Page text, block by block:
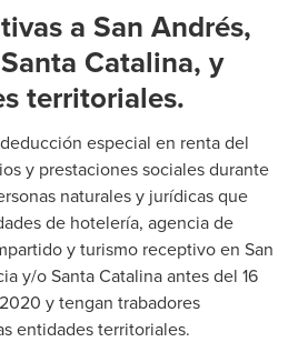
a San Andrés,
Catalina, y
territoriales.
especial en renta del
y prestaciones sociales durante
naturales y jurídicas que
de hotelería, agencia de
y turismo receptivo en San
y/o Santa Catalina antes del 16
y tengan trabadores
entidades territoriales.